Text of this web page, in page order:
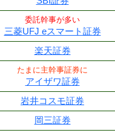
委託幹事が多い
三菱UFJ eスマート証券
楽天証券
たまに主幹事証券に
アイザワ証券
岩井コスモ証券
岡三証券